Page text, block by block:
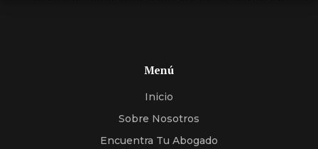
Menú
Inicio
Sobre Nosotros
Encuentra Tu Abogado